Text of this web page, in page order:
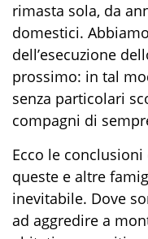
rimasta sola, da
domestici.
dell’esecuzione
prossimo: in tal
senza particolari
compagni di
Ecco le conclusioni
queste e altre
inevitabile. Dove
ad aggredire a